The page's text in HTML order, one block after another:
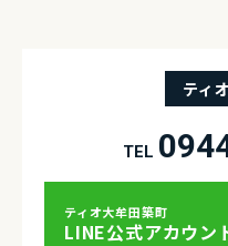
ティ
TEL
ティオ⼤牟⽥築町
LINE公式アカウン